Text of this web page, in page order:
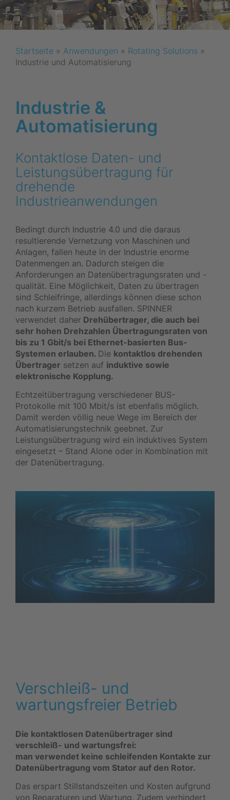
Startseite » Anwendungen » Rotating Solutions »
Industrie und Automatisierung
Industrie &
Automatisierung
Kontaktlose Daten- und
Leistungsübertragung für
drehende
Industrieanwendungen
Bedingt durch Industrie 4.0 und die daraus
resultierende Vernetzung von Maschinen und
Anlagen, fallen heute in der Industrie enorme
Datenmengen an. Dadurch steigen die
Anforderungen an Datenübertragungsraten und -
qualität. Eine Möglichkeit, Daten zu übertragen
sind Schleifringe, allerdings können diese schon
nach kurzem Betrieb ausfallen. SPINNER
verwendet daher Drehübertrager, die auch bei
sehr hohen Drehzahlen Übertragungsraten von
bis zu 1 Gbit/s bei Ethernet-basierten Bus-
Systemen erlauben. Die kontaktlos drehenden
Übertrager setzen auf induktive sowie
elektronische Kopplung.
Echtzeitübertragung verschiedener BUS-
Protokolle mit 100 Mbit/s ist ebenfalls möglich.
Damit werden völlig neue Wege im Bereich der
Automatisierungstechnik geebnet. Zur
Leistungsübertragung wird ein induktives System
eingesetzt – Stand Alone oder in Kombination mit
der Datenübertragung.
Verschleiß- und
wartungsfreier Betrieb
Die kontaktlosen Datenübertrager sind
verschleiß- und wartungsfrei:
man verwendet keine schleifenden Kontakte zur
Datenübertragung vom Stator auf den Rotor.
Das erspart Stillstandszeiten und Kosten aufgrund
von Reparaturen und Wartung. Zudem verhindert